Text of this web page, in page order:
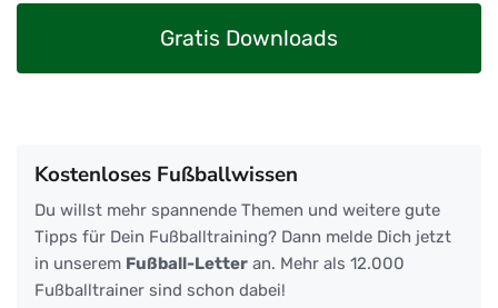
Gratis Downloads
Kostenloses Fußballwissen
Du willst mehr spannende Themen und weitere gute
Tipps für Dein Fußballtraining? Dann melde Dich jetzt
in unserem Fußball-Letter an. Mehr als 12.000
Fußballtrainer sind schon dabei!